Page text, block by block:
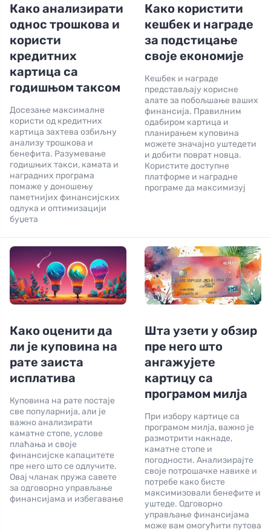
Како анализирати
однос трошкова и
користи
кредитних
картица са
годишњом таксом
Досезање максималне
користи од кредитних
картица захтева озбиљну
анализу трошкова и
бенефита. Разумевање
годишњих такси, камата и
наградних програма
помаже у доношењу
паметнијих финансијских
одлука и оптимизацији
буџета
Како користити
кешбек и награде
за подстицање
своје економије
Кешбек и награде
представљају корисне
алатe за побољшање ваших
финансија. Правилним
одабиром картица и
планирањем куповина
можете значајно уштедети
и добити поврат новца.
Користите доступне
платформе и наградне
програме да максимизуј
Како оценити да
ли је куповина на
рате заиста
исплатива
Куповина на рате постаје
све популарнија, али је
важно анализирати
каматне стопе, услове
плаћања и своје
финансијске капацитете
пре него што се одлучите.
Овај чланак пружа савете
за одговорно управљање
финансијама и избегавање
Шта узети у обзир
пре него што
ангажујете
картицу са
програмом милја
При избору картице са
програмом милја, важно је
размотрити накнаде,
каматне стопе и
погодности. Анализирајте
своје потрошачке навике и
потребе како бисте
максимизовали бенефите и
уштеде. Одговорно
управљање финансијама
може вам омогућити путова